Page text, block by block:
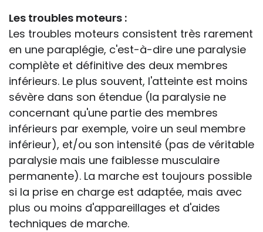
Les troubles moteurs :
Les troubles moteurs consistent très rarement
en une paraplégie, c'est-à-dire une paralysie
complète et définitive des deux membres
inférieurs. Le plus souvent, l'atteinte est moins
sévère dans son étendue (la paralysie ne
concernant qu'une partie des membres
inférieurs par exemple, voire un seul membre
inférieur), et/ou son intensité (pas de véritable
paralysie mais une faiblesse musculaire
permanente). La marche est toujours possible
si la prise en charge est adaptée, mais avec
plus ou moins d'appareillages et d'aides
techniques de marche.